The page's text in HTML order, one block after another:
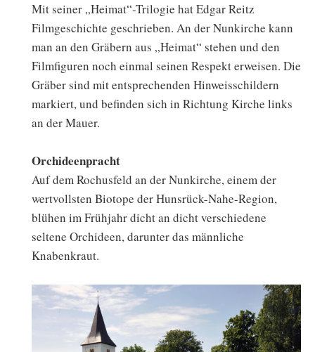
Mit seiner „Heimat“-Trilogie hat Edgar Reitz
Filmgeschichte geschrieben. An der Nunkirche kann
man an den Gräbern aus „Heimat“ stehen und den
Filmfiguren noch einmal seinen Respekt erweisen. Die
Gräber sind mit entsprechenden Hinweisschildern
markiert, und befinden sich in Richtung Kirche links
an der Mauer.
Orchideenpracht
Auf dem Rochusfeld an der Nunkirche, einem der
wertvollsten Biotope der Hunsrück-Nahe-Region,
blühen im Frühjahr dicht an dicht verschiedene
seltene Orchideen, darunter das männliche
Knabenkraut.